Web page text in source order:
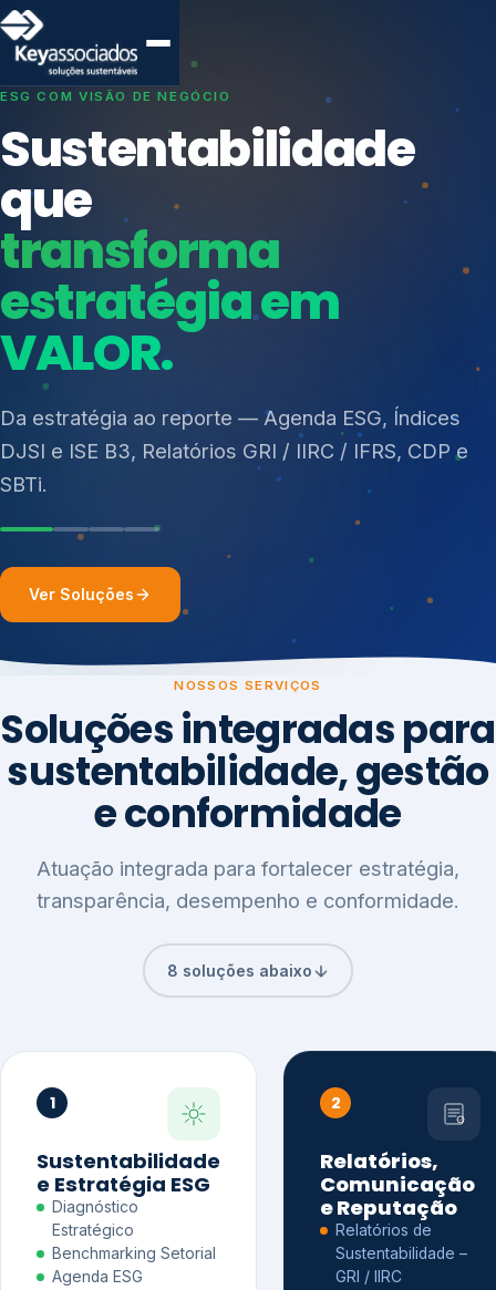
SISTEMAS DE GESTÃO OTIMIZADOS E INTEGRADOS
Conformidade que
protege seu
negócio.
Consultoria, auditoria e treinamentos em ISO 27001,
ISO 27701, ISO 42001, ISO 37001, ISO 9001, ISO
14001, ISO 45001, ONA e PNQ — Gestão de
resíduos sólidos (PGRS/PMGRS).
Índices de Mercado
Mudanças Climáticas
Reputação e Cadeia
Reporte Regulatório
Ver Soluções
NOSSOS SERVIÇOS
Soluções integradas para
sustentabilidade, gestão
e conformidade
Atuação integrada para fortalecer estratégia,
transparência, desempenho e conformidade.
8 soluções abaixo
1
Sustentabilidade
e Estratégia ESG
Diagnóstico
Estratégico
Benchmarking Setorial
Agenda ESG
2
Relatórios,
Comunicação
e Reputação
Relatórios de
Sustentabilidade –
GRI / IIRC